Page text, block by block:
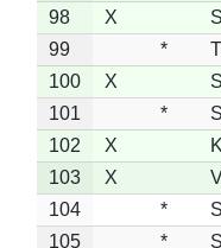
98
X
99
*
100
X
101
*
102
X
103
X
104
*
105
*